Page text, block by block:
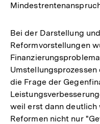
Bei der Darstellung
Reformvorstellungen
die Frage der
weil erst dann deutlich
Reformen nicht nur